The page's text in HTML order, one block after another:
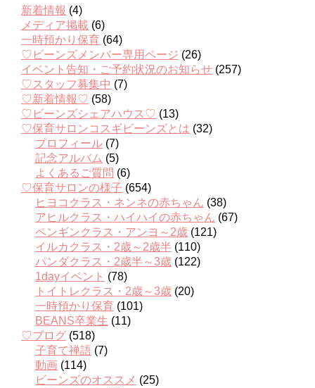
新着情報 (4)
メディア掲載 (6)
一時預かり保育 (64)
♡ビーンズメンバー専用ページ (26)
イベント告知・ご予約状況のお知らせ (257)
♡スタッフ募集中 (7)
♡新着情報♡ (58)
♡ビーンズシェアハウス♡ (13)
♡保育サロンコスギビーンズとは (32)
プロフィール (7)
記念アルバム (5)
よくあるご質問 (6)
♡保育サロンの様子 (654)
ヒヨコクラス・ネンネの赤ちゃん (38)
アヒルクラス・ハイハイの赤ちゃん (67)
ペンギンクラス・アンヨ～2歳 (121)
イルカクラス・2歳～2歳半 (110)
パンダクラス・2歳半～3歳 (122)
1dayイベント (78)
トイトレクラス・2歳～3歳 (20)
一時預かり保育 (101)
BEANS卒業生 (11)
♡ブログ (518)
子育て禅語 (7)
動画 (114)
ビーンズのオススメ (25)